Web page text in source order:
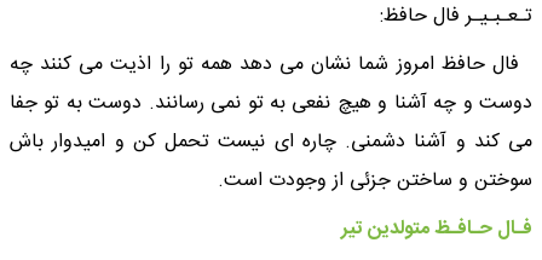
تـعـبـیـر فال حافظ:
فال حافظ امروز شما نشان می دهد همه تو را اذیت می کنند چه
دوست و چه آشنا و هیچ نفعی به تو نمی رسانند. دوست به تو جفا
می کند و آشنا دشمنی. چاره ای نیست تحمل کن و امیدوار باش
سوختن و ساختن جزئی از وجودت است.
فـال حـافـظ متولدین تیر